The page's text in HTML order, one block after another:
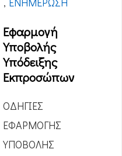
Εφαρμογή
Υποβολής
Υπόδειξης
Εκπροσώπων
ΟΔΗΓΙΕΣ
ΕΦΑΡΜΟΓΗΣ
ΥΠΟΒΟΛΗΣ